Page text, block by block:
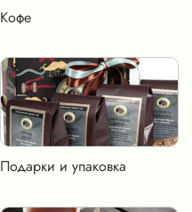
Кофе
Подарки и упаковка